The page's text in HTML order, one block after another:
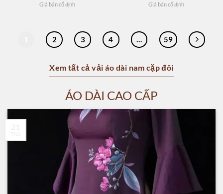
Giá bán cố định Giá bán cố định
2 3 4 59
Xem tất cả vải áo dài nam cặp đôi
ÁO DÀI CAO CẤP